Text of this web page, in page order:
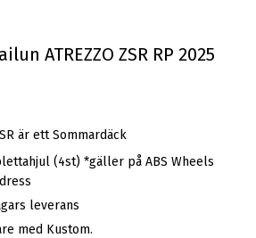
ATREZZO ZSR RP 2025
är ett Sommardäck
(4st) *gäller på ABS Wheels
leverans
med Kustom.